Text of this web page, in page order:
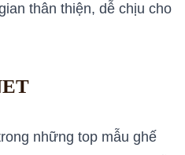
thân thiện, dễ chịu cho
những top mẫu ghế